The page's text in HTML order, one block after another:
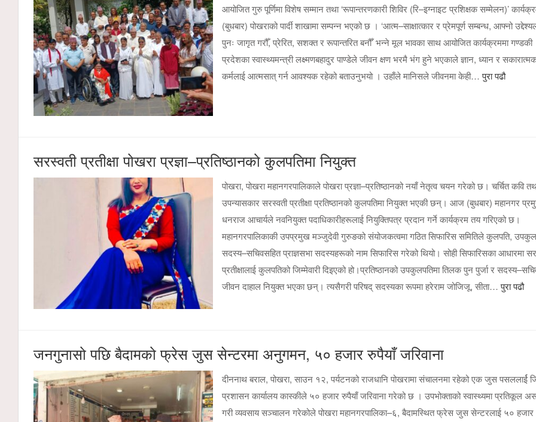
आयोजित गुरु पूर्णिमा विशेष सम्मान तथा ‘रूपान्तरणकारी शिविर (रि–इग्नाइट प्रशिक्षक सम्मेलन)’
(बुधबार) पोखराको पार्दी शाखामा सम्पन्न भएको छ । ‘आत्म–साक्षात्कार र प्रेमपूर्ण सम्बन्ध, आफ्नो
पुनः जागृत गरौँ, प्रेरित, सशक्त र रूपान्तरित बनौँ’ भन्ने मूल भावका साथ आयोजित कार्यक्रममा गण्डकी
प्रदेशका स्वास्थ्यमन्त्री लक्ष्मणबहादुर पाण्डेले जीवन क्षण भरमै भंग हुने भएकाले ज्ञान, ध्यान र
कर्मलाई आत्मसात् गर्न आवश्यक रहेको बताउनुभयो । उहाँले मानिसले जीवनमा केही…पुरा पढौ
सरस्वती प्रतीक्षा पोखरा प्रज्ञा–प्रतिष्ठानको कुलपतिमा नियुक्त
पोखरा, पोखरा महानगरपालिकाले पोखरा प्रज्ञा–प्रतिष्ठानको नयाँ नेतृत्व चयन गरेको छ। चर्चित कवि
उपन्यासकार सरस्वती प्रतीक्षा प्रतिष्ठानको कुलपतिमा नियुक्त भएकी छन्। आज (बुधबार) महानगर
धनराज आचार्यले नवनियुक्त पदाधिकारीहरूलाई नियुक्तिपत्र प्रदान गर्ने कार्यक्रम तय गरिएको छ।
महानगरपालिकाकी उपप्रमुख मञ्जुदेवी गुरुङको संयोजकत्वमा गठित सिफारिस समितिले कुलपति,
सदस्य–सचिवसहित प्राज्ञसभा सदस्यहरूको नाम सिफारिस गरेको थियो। सोही सिफारिसका आधारमा
प्रतीक्षालाई कुलपतिको जिम्मेवारी दिइएको हो।प्रतिष्ठानको उपकुलपतिमा तिलक पुन पुर्जा र
जीवन दाहाल नियुक्त भएका छन्। त्यसैगरी परिषद् सदस्यका रूपमा हरेराम जोजिजू, सीता…पुरा पढौ
जनगुनासो पछि बैदामको फ्रेस जुस सेन्टरमा अनुगमन, ५० हजार रुपैयाँ जरिवाना
दीननाथ बराल, पोखरा, साउन १२, पर्यटनको राजधानि पोखरामा संचालनमा रहेको एक जुस पसललार्ई
प्रशासन कार्यालय कास्कीले ५० हजार रुपैयाँ जरिवाना गरेको छ । उपभोक्ताको स्वास्थ्यमा प्रतिकूल
गरी व्यवसाय सञ्चालन गरेकोले पोखरा महानगरपालिका–६, बैदामस्थित फ्रेस जुस सेन्टरलाई ५० हजार